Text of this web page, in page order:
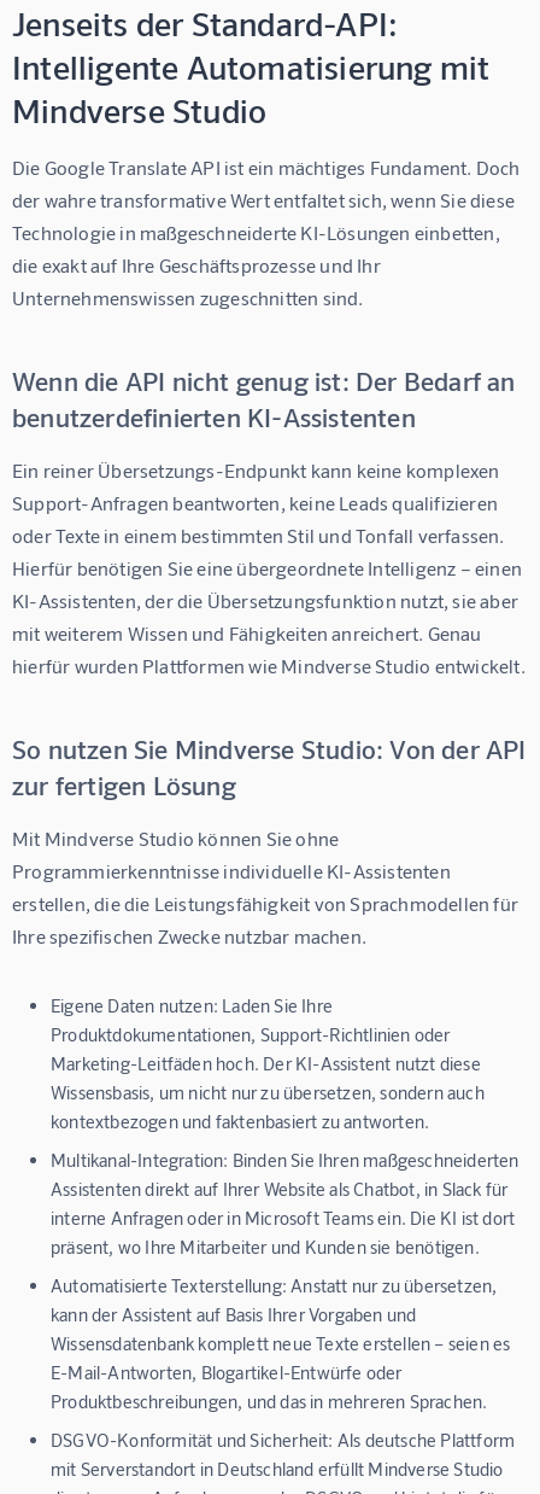
Jenseits der Standard-API:
Intelligente Automatisierung mit
Mindverse Studio
Die Google Translate API ist ein mächtiges Fundament. Doch
der wahre transformative Wert entfaltet sich, wenn Sie diese
Technologie in maßgeschneiderte KI-Lösungen einbetten,
die exakt auf Ihre Geschäftsprozesse und Ihr
Unternehmenswissen zugeschnitten sind.
Wenn die API nicht genug ist: Der Bedarf an
benutzerdefinierten KI-Assistenten
Ein reiner Übersetzungs-Endpunkt kann keine komplexen
Support-Anfragen beantworten, keine Leads qualifizieren
oder Texte in einem bestimmten Stil und Tonfall verfassen.
Hierfür benötigen Sie eine übergeordnete Intelligenz – einen
KI-Assistenten, der die Übersetzungsfunktion nutzt, sie aber
mit weiterem Wissen und Fähigkeiten anreichert. Genau
hierfür wurden Plattformen wie Mindverse Studio entwickelt.
So nutzen Sie Mindverse Studio: Von der API
zur fertigen Lösung
Mit Mindverse Studio können Sie ohne
Programmierkenntnisse individuelle KI-Assistenten
erstellen, die die Leistungsfähigkeit von Sprachmodellen für
Ihre spezifischen Zwecke nutzbar machen.
Eigene Daten nutzen: Laden Sie Ihre
Produktdokumentationen, Support-Richtlinien oder
Marketing-Leitfäden hoch. Der KI-Assistent nutzt diese
Wissensbasis, um nicht nur zu übersetzen, sondern auch
kontextbezogen und faktenbasiert zu antworten.
Multikanal-Integration: Binden Sie Ihren maßgeschneiderten
Assistenten direkt auf Ihrer Website als Chatbot, in Slack für
interne Anfragen oder in Microsoft Teams ein. Die KI ist dort
präsent, wo Ihre Mitarbeiter und Kunden sie benötigen.
Automatisierte Texterstellung: Anstatt nur zu übersetzen,
kann der Assistent auf Basis Ihrer Vorgaben und
Wissensdatenbank komplett neue Texte erstellen – seien es
E-Mail-Antworten, Blogartikel-Entwürfe oder
Produktbeschreibungen, und das in mehreren Sprachen.
DSGVO-Konformität und Sicherheit: Als deutsche Plattform
mit Serverstandort in Deutschland erfüllt Mindverse Studio